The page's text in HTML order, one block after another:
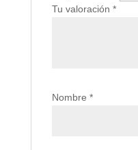
Tu valoración *
Nombre *